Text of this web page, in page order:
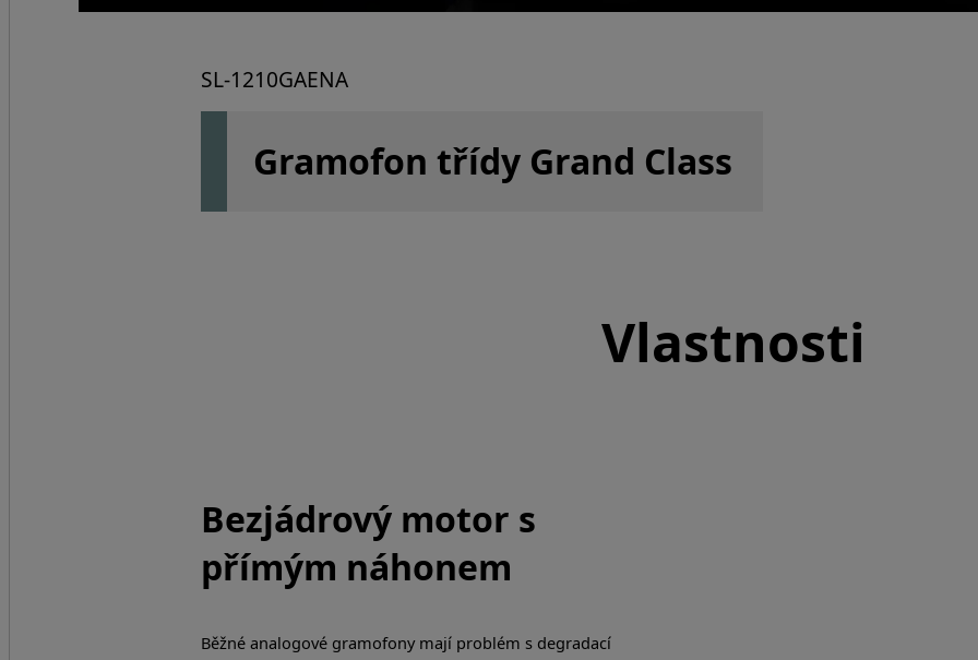
SL-1210GAENA
Gramofon třídy Grand Class
Vlastnosti
Bezjádrový motor s
přímým náhonem
Běžné analogové gramofony mají problém s degradací